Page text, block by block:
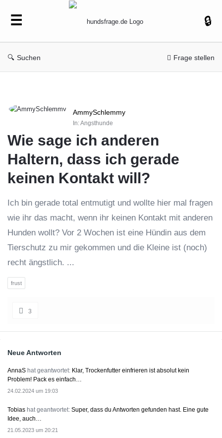
hundsfrage.de
Suchen Frage stellen
hundsfrage.de
Fragen
AmmySchlemmy
In:Angsthunde
Wie sage ich anderen
Haltern, dass ich gerade
keinen Kontakt will?
Ich bin gerade total entmutigt und wollte hier mal fragen
wie ihr das macht, wenn ihr keinen Kontakt mit anderen
Hunden wollt? Vor 2 Wochen ist eine Hündin aus dem
Tierschutz zu mir gekommen und die Kleine ist (noch)
recht ängstlich. ...
frust
3
Neue Antworten
AnnaS hat geantwortet: Klar, Trockenfutter einfrieren ist absolut kein
Problem! Pack es einfach…
24.02.2024 um 19:03
Tobias hat geantwortet: Super, dass du Antworten gefunden hast. Eine gute
Idee, auch…
21.05.2023 um 20:21